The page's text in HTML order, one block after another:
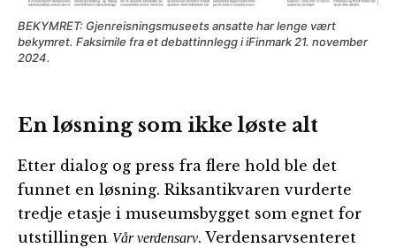
BEKYMRET: Gjenreisningsmuseets ansatte har lenge vært
bekymret. Faksimile fra et debattinnlegg i iFinmark 21. november
2024.
En løsning som ikke løste alt
Etter dialog og press fra flere hold ble det
funnet en løsning. Riksantikvaren vurderte
tredje etasje i museumsbygget som egnet for
utstillingen Vår verdensarv. Verdensarvsenteret